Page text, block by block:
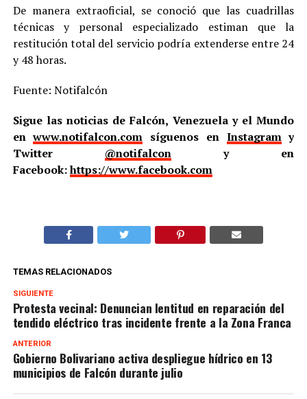
De manera extraoficial, se conoció que las cuadrillas
técnicas y personal especializado estiman que la
restitución total del servicio podría extenderse entre 24
y 48 horas.
Fuente: Notifalcón
Sigue las noticias de Falcón, Venezuela y el Mundo
enwww.notifalcon.com síguenos en Instagramy
Twitter @notifalcony en
Facebook:https://www.facebook.com
TEMAS RELACIONADOS
SIGUIENTE
Protesta vecinal: Denuncian lentitud en reparación del
tendido eléctrico tras incidente frente a la Zona Franca
ANTERIOR
Gobierno Bolivariano activa despliegue hídrico en 13
municipios de Falcón durante julio